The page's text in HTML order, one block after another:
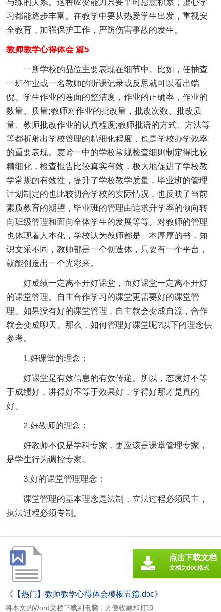
与练的关系。这种应变能力只要平时愿意积累，虚心学
习都能逐步丰富。在教学中要从热爱学生出发，重视安
全教育，加强保护工作，严防伤害事故的发生。
教师教学心得体会 篇5
一所学校的品位主要表现在细节中。比如，任抽查
一班作业或一名教师的听课记录或反思就可以看出端
倪。学生作业的卷面的整洁度，作业的正确率，作业的
数量、质量;教师对作业的批改量，批改次数、批改质
量、教师批改作业的认真程度;教师批语的方式、方法等
等都折射出学校管理的精细化程度，也是学校办学效率
的重要表现。麦岭一中的学校常规检查细则制定得比较
精细化，检查报告比较真实有效，极大地促进了学校教
学常规的有效性，提升了学校教学质量，毕业班的管理
计划制定的也比较切合学校的实际情况，也反映了当前
素质教育的期望，毕业班的管理由追求升学率的倾向转
向班级管理和面向全体学生的发展等等。对教师的管理
也体现着人本化，学校认为教师都是一本厚厚的书，知
识文采不同，教师都是一个创造体，只要有一个平台，
就能创造出一个光彩来。
好成绩一定离不开好课堂，而好课堂一定离不开好
的课堂管理。自主合作学习的课堂更需要好的课堂管
理。如果没有好的课堂管理，自主就会变成自流，合作
就会变成聊天。那么，如何管理好课堂呢?以下的理念供
参考。
1.好课堂的理念：
好课堂是有效信息的有效传递。所以，态度好不等
于成绩好，讲得好不等于效果好，学得好那才是真的
好。
2.好教师的理念：
好教师不仅是学科专家，更应该是课堂管理专家，
是学生行为调控专家。
3.好的课堂管理理念：
课堂管理的基本理念是法制，立法过程必须民主，
执法过程必须专制。
《【热门】教师教学心得体会模板五篇.doc》
将本文的Word文档下载到电脑，方便收藏和打印
点击下载文档
文档为doc格式